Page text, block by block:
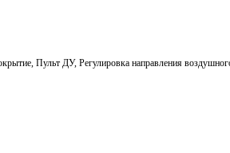
Пульт ДУ, Регулировка направления